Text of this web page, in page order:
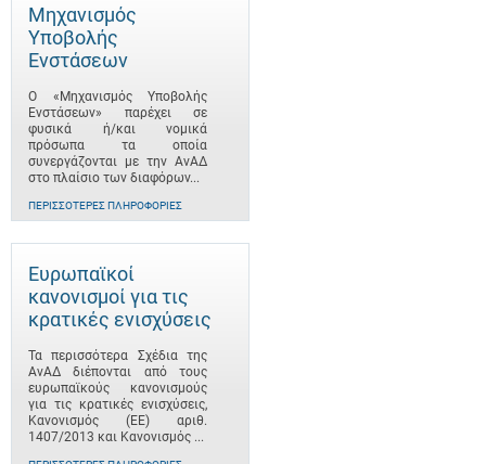
Μηχανισμός
Υποβολής
Ενστάσεων
Ο «Μηχανισμός Υποβολής
Ενστάσεων» παρέχει σε
φυσικά ή/και νομικά
πρόσωπα τα οποία
συνεργάζονται με την ΑνΑΔ
στο πλαίσιο των διαφόρων...
ΠΕΡΙΣΣΌΤΕΡΕΣ ΠΛΗΡΟΦΟΡΊΕΣ
Ευρωπαϊκοί
κανονισμοί για τις
κρατικές ενισχύσεις
Τα περισσότερα Σχέδια της
ΑνΑΔ διέπονται από τους
ευρωπαϊκούς κανονισμούς
για τις κρατικές ενισχύσεις,
Κανονισμός (ΕΕ) αριθ.
1407/2013 και Κανονισμός ...